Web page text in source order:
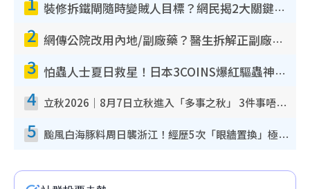
裝修拆鐵閘隨時變賊人目標？網民揭2大關鍵用途：裝新式等於白裝？附新舊鐵閘分別
2 網傳公院改用內地/副廠藥？醫生拆解正副廠分別 揭4類人換藥隨時出事
3 怕蟲人士夏日救星！日本3COINS爆紅驅蟲神器$45起 1招「全程免觸碰」輕鬆搞定小強
4 立秋2026｜8月7日立秋進入「多事之秋」 3件事唔做得！專家教6招開運 清枱頭／銀包納氣接好運
5 颱風白海豚料周日襲浙江！經歷5次「眼牆置換」極罕見 成登陸內地最長途颱風